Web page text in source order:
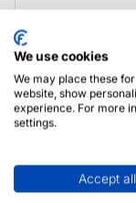
0013020380
We use cookies
We may place these
website, show
experience. For more
settings.
Accept all